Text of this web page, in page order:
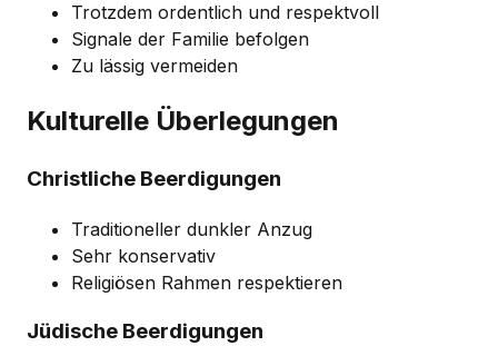
Trotzdem ordentlich und respektvoll
Signale der Familie befolgen
Zu lässig vermeiden
Kulturelle Überlegungen
Christliche Beerdigungen
Traditioneller dunkler Anzug
Sehr konservativ
Religiösen Rahmen respektieren
Jüdische Beerdigungen